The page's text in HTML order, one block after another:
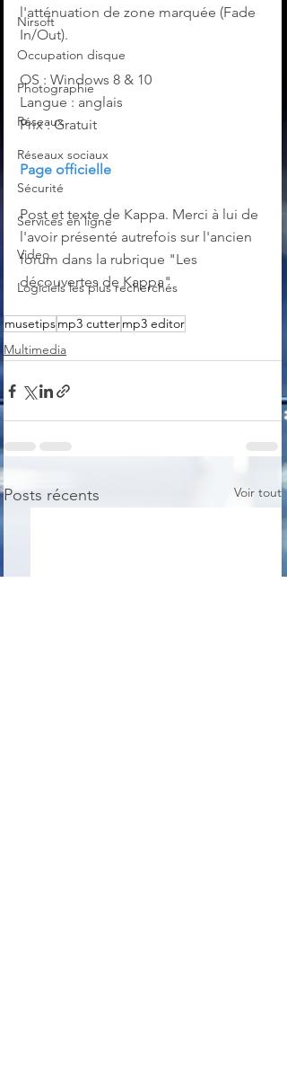
Nirsoft
Occupation disque
Photographie
Réseaux
Réseaux sociaux
Sécurité
Services en ligne
Video
Logiciels les plus recherchés
l'atténuation de zone marquée (Fade
In/Out).
OS : Windows 8 & 10
Langue : anglais
Prix : Gratuit
Page officielle
‌Post et texte de Kappa. Merci à lui de
l'avoir présenté autrefois sur l'ancien
forum dans la rubrique "Les
découvertes de Kappa"
musetipsmp3 cuttermp3 editor
Multimedia
Posts récents Voir tout